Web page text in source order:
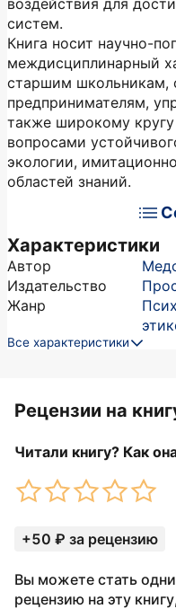
воздействия для
систем.
Книга носит научно-
междисциплинарный
старшим школьникам,
предпринимателям,
также широкому
вопросами
экологии,
областей знаний.
Характеристики
Автор
Издательство
Жанр
Все характеристики
Рецензии на
Читали книгу? Как
+50 ₽ за рецензию
Вы можете стать
рецензию на эту